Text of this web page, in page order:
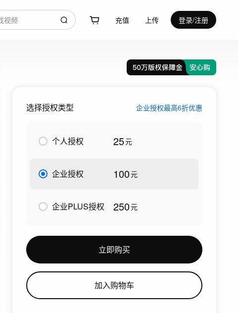
充值 上传 登录/注册
选择授权类型 企业授权最高6折优惠
个人授权 25元
企业授权 100元
企业PLUS授权 250元
立即购买
加入购物车